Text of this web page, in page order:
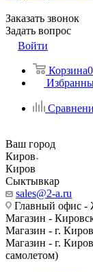
Заказать звонок
Задать вопрос
Войти
Корзина0
Ваш город
Киров
Киров
Сыктывкар
sales@2-a.ru
Главный офис -
Магазин -
Магазин - г.
Магазин - г.
самолетом)